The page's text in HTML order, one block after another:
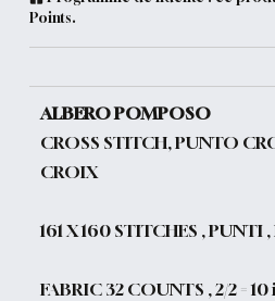
Points.
ALBERO POMPOSO
CROSS STITCH, PUNTO
CROIX
161 X 160 STITCHES , PUNTI
FABRIC 32 COUNTS , 2/2 =